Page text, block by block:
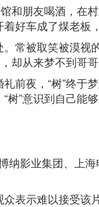
和朋友喝酒，在
好车成了煤老板
被取笑被漠视
却从来梦不到哥哥
前夜，“树”终于
”意识到自己能
影业集团、上
表示难以接受